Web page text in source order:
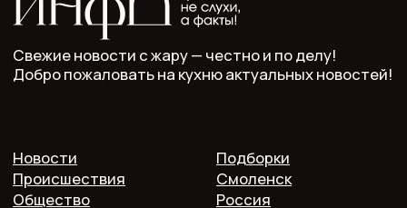
СМИ Печь.Инфо зарегистрировано
в Роскомнадзоре.
Запись в реестре зарегистрированных СМИ:
серия Эл Nº ФС77−89949 oт 15 августа 2025 г.
Учредитель: ООО "Мелодия"
Главный редактор: Кулькова А.С.
16+. Мнение редакции может не совпадать
с мнением авторов.